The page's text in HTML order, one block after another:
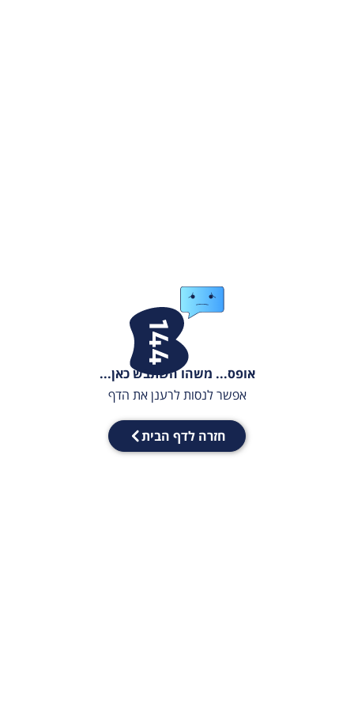
אופס... משהו השתבש כאן...
אפשר לנסות לרענן את הדף
חזרה לדף הבית